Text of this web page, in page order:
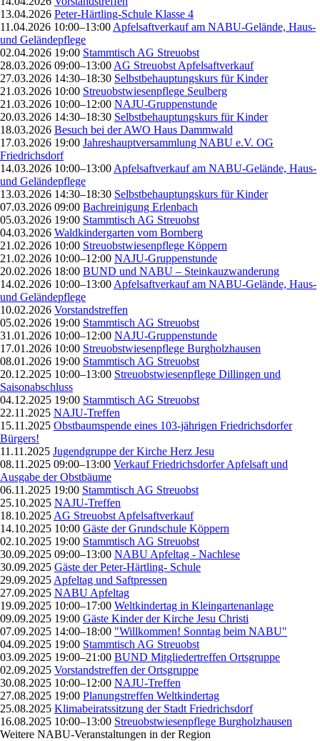
13.04.2026 Peter-Härtling-Schule Klasse 4
11.04.2026 10:00–13:00 Apfelsaftverkauf am NABU-Gelände, Haus-
und Geländepflege
02.04.2026 19:00 Stammtisch AG Streuobst
28.03.2026 09:00–13:00 AG Streuobst Apfelsaftverkauf
27.03.2026 14:30–18:30 Selbstbehauptungskurs für Kinder
21.03.2026 10:00 Streuobstwiesenpflege Seulberg
21.03.2026 10:00–12:00 NAJU-Gruppenstunde
20.03.2026 14:30–18:30 Selbstbehauptungskurs für Kinder
18.03.2026 Besuch bei der AWO Haus Dammwald
17.03.2026 19:00 Jahreshauptversammlung NABU e.V. OG
Friedrichsdorf
14.03.2026 10:00–13:00 Apfelsaftverkauf am NABU-Gelände, Haus-
und Geländepflege
13.03.2026 14:30–18:30 Selbstbehauptungskurs für Kinder
07.03.2026 09:00 Bachreinigung Erlenbach
05.03.2026 19:00 Stammtisch AG Streuobst
04.03.2026 Waldkindergarten vom Bornberg
21.02.2026 10:00 Streuobstwiesenpflege Köppern
21.02.2026 10:00–12:00 NAJU-Gruppenstunde
20.02.2026 18:00 BUND und NABU – Steinkauzwanderung
14.02.2026 10:00–13:00 Apfelsaftverkauf am NABU-Gelände, Haus-
und Geländepflege
10.02.2026 Vorstandstreffen
05.02.2026 19:00 Stammtisch AG Streuobst
31.01.2026 10:00–12:00 NAJU-Gruppenstunde
17.01.2026 10:00 Streuobstwiesenpflege Burgholzhausen
08.01.2026 19:00 Stammtisch AG Streuobst
20.12.2025 10:00–13:00 Streuobstwiesenpflege Dillingen und
Saisonabschluss
04.12.2025 19:00 Stammtisch AG Streuobst
22.11.2025 NAJU-Treffen
15.11.2025 Obstbaumspende eines 103-jährigen Friedrichsdorfer
Bürgers!
11.11.2025 Jugendgruppe der Kirche Herz Jesu
08.11.2025 09:00–13:00 Verkauf Friedrichsdorfer Apfelsaft und
Ausgabe der Obstbäume
06.11.2025 19:00 Stammtisch AG Streuobst
25.10.2025 NAJU-Treffen
18.10.2025 AG Streuobst Apfelsaftverkauf
14.10.2025 10:00 Gäste der Grundschule Köppern
02.10.2025 19:00 Stammtisch AG Streuobst
30.09.2025 09:00–13:00 NABU Apfeltag - Nachlese
30.09.2025 Gäste der Peter-Härtling- Schule
29.09.2025 Apfeltag und Saftpressen
27.09.2025 NABU Apfeltag
19.09.2025 10:00–17:00 Weltkindertag in Kleingartenanlage
09.09.2025 19:00 Gäste Kinder der Kirche Jesu Christi
07.09.2025 14:00–18:00 "Willkommen! Sonntag beim NABU"
04.09.2025 19:00 Stammtisch AG Streuobst
03.09.2025 19:00–21:00 BUND Mitgliedertreffen Ortsgruppe
02.09.2025 Vorstandstreffen der Ortsgruppe
30.08.2025 10:00–12:00 NAJU-Treffen
27.08.2025 19:00 Planungstreffen Weltkindertag
25.08.2025 Klimabeiratssitzung der Stadt Friedrichsdorf
16.08.2025 10:00–13:00 Streuobstwiesenpflege Burgholzhausen
Weitere NABU-Veranstaltungen in der Region